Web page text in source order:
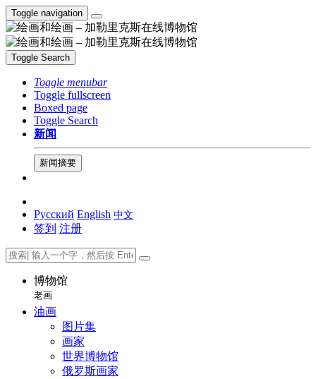
Toggle navigation
Toggle Search
Toggle menubar
Toggle fullscreen
Boxed page
Toggle Search
新闻
新闻摘要
Русский English 中文
签到 注册
博物馆
老画
油画
图片集
画家
世界博物馆
俄罗斯画家